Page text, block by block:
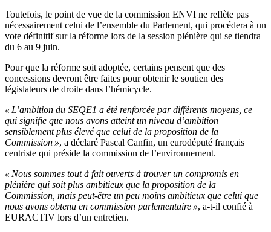
Toutefois, le point de vue de la commission ENVI ne reflète pas
nécessairement celui de l’ensemble du Parlement, qui procédera à un
vote définitif sur la réforme lors de la session plénière qui se tiendra
du 6 au 9 juin.
Pour que la réforme soit adoptée, certains pensent que des
concessions devront être faites pour obtenir le soutien des
législateurs de droite dans l’hémicycle.
« L’ambition du SEQE1 a été renforcée par différents moyens, ce
qui signifie que nous avons atteint un niveau d’ambition
sensiblement plus élevé que celui de la proposition de la
Commission », a déclaré Pascal Canfin, un eurodéputé français
centriste qui préside la commission de l’environnement.
« Nous sommes tout à fait ouverts à trouver un compromis en
plénière qui soit plus ambitieux que la proposition de la
Commission, mais peut-être un peu moins ambitieux que celui que
nous avons obtenu en commission parlementaire », a-t-il confié à
EURACTIV lors d’un entretien.